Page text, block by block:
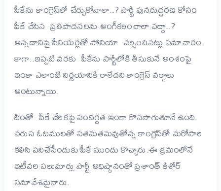
పీకేను కాంగ్రెస్‌లో చేర్చుకోవాలా..? పార్టీ పునరుద్ధరణ కోసం
పీకే చేసిన ప్రతిపాదనలను అంగీకరించాలా వద్దా..?
అన్నదానిపై సీనియర్లతో సోనియా చర్చించినట్లు సమాచారం.
కాగా..ఇప్పటి వరకు పీకేను పార్టీలోకి తీసుకునే అంశంపై
ఇంకా ఎలాంటి నిర్ణయానికి రాలేదని కాంగ్రెస్‌ వర్గాలు
అంటున్నాయి.
దీంతో పీకే చేరికపై సందిగ్ధత ఇంకా కొనసాగుతూనే ఉంది.
వరుస ఓటములతో సతమతమవుతోన్న కాంగ్రెస్‌తో మరోసారి
కలిసి పనిచేసేందుకు పీకే ముందు కొచ్చారు.ఈ క్రమంలోనే
ఇటీవల పలుమార్లు పార్టీ అధిష్ఠానంతో ప్రశాంత్‌ కిశోర్‌
సమావేశమైనారు.